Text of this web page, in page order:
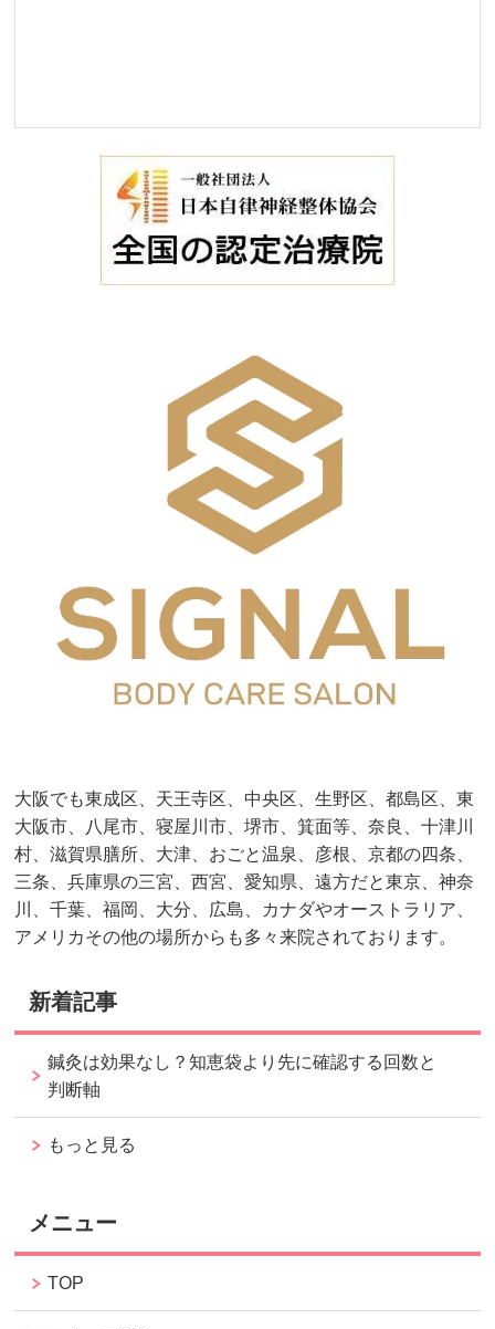
大阪でも東成区、天王寺区、中央区、生野区、都島区、東
大阪市、八尾市、寝屋川市、堺市、箕面等、奈良、十津川
村、滋賀県膳所、大津、おごと温泉、彦根、京都の四条、
三条、兵庫県の三宮、西宮、愛知県、遠方だと東京、神奈
川、千葉、福岡、大分、広島、カナダやオーストラリア、
アメリカその他の場所からも多々来院されております。
新着記事
鍼灸は効果なし？知恵袋より先に確認する回数と
判断軸
もっと見る
メニュー
TOP